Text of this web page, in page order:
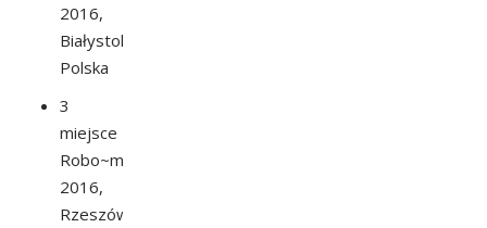
2016,
Białystok,
Polska
3
miejsce
Robo~motion
2016,
Rzeszów,